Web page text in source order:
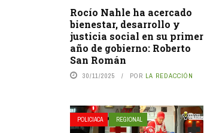
Rocío Nahle ha acercado
bienestar, desarrollo y
justicia social en su primer
año de gobierno: Roberto
San Román
30/11/2025 POR LA REDACCIÓN
POLICIACA REGIONAL